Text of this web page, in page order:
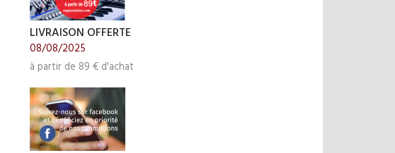
LIVRAISON OFFERTE
08/08/2025
à partir de 89 € d'achat